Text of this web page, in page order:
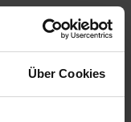
Über Cookies